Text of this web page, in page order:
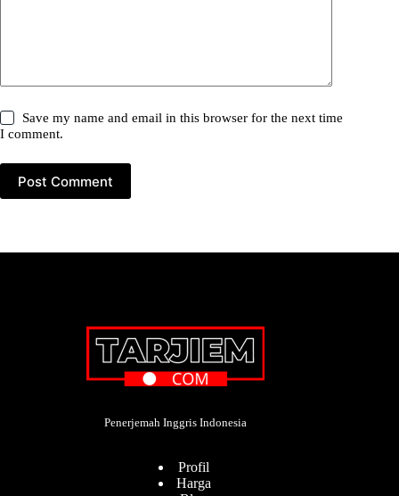
Save my name and email in this browser for the next time
I comment.
Post Comment
Penerjemah Inggris Indonesia
Profil
Harga